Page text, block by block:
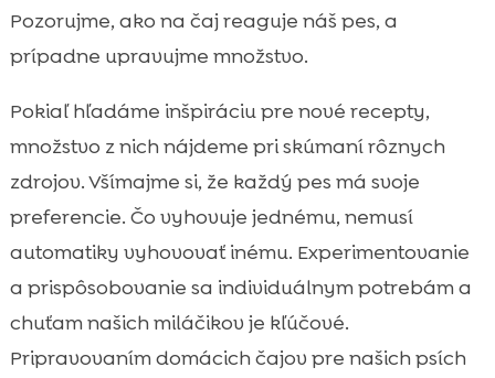
Pozorujme, ako na čaj reaguje náš pes, a
prípadne upravujme množstvo.
Pokiaľ hľadáme inšpiráciu pre nové recepty,
množstvo z nich nájdeme pri skúmaní rôznych
zdrojov. Všímajme si, že každý pes má svoje
preferencie. Čo vyhovuje jednému, nemusí
automatiky vyhovovať inému. Experimentovanie
a prispôsobovanie sa individuálnym potrebám a
chuťam našich miláčikov je kľúčové.
Pripravovaním domácich čajov pre našich psích